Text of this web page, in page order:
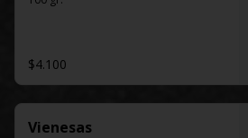
$4.100
Vienesas